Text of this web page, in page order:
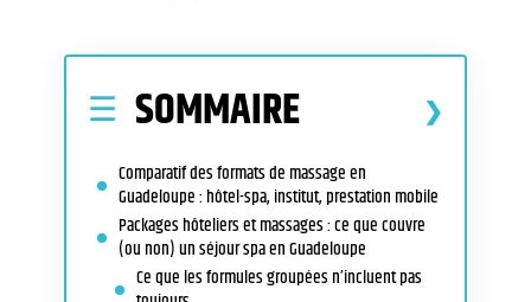
SOMMAIRE
Comparatif des formats de massage en
Guadeloupe : hôtel-spa, institut, prestation mobile
Packages hôteliers et massages : ce que couvre
(ou non) un séjour spa en Guadeloupe
Ce que les formules groupées n’incluent pas